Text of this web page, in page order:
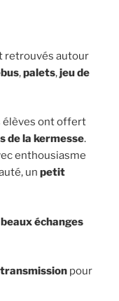
retrouvés autour
,palets,jeu de
élèves ont offert
de la kermesse.
enthousiasme
un petit
beaux échanges
transmission pour